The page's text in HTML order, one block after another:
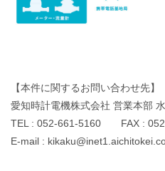
【本件に関するお問い合わせ先】
愛知時計電機株式会社 営業本部
TEL : 052-661-5160 FAX :
E-mail :